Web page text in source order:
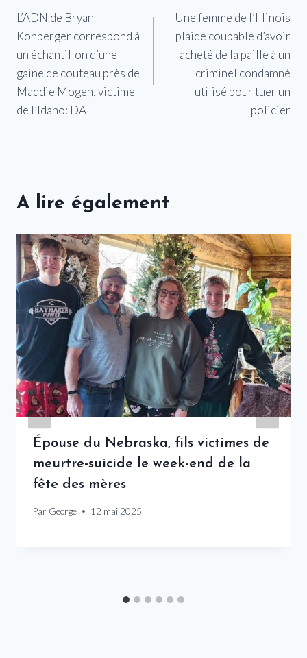
de
l’article
L’ADN de Bryan
Kohberger correspond à
un échantillon d’une
gaine de couteau près de
Maddie Mogen, victime
de l’Idaho: DA
Une femme de l’Illinois
plaide coupable d’avoir
acheté de la paille à un
criminel condamné
utilisé pour tuer un
policier
A lire également
Épouse du Nebraska, fils victimes de
meurtre-suicide le week-end de la
fête des mères
Par George 12 mai 2025